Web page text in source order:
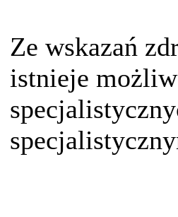
Ze wskazań
istnieje